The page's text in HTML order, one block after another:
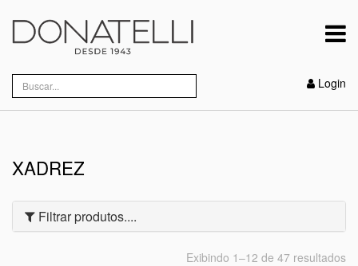
Login
XADREZ
Filtrar produtos....
Exibindo 1–12 de 47 resultados